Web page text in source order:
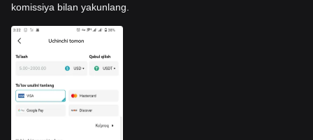
komissiya bilan yakunlang.